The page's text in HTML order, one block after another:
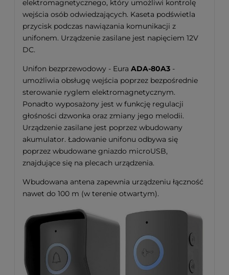
elektromagnetycznego, który umożliwi kontrolę
wejścia osób odwiedzających. Kaseta podświetla
przycisk podczas nawiązania komunikacji z
unifonem. Urządzenie zasilane jest napięciem 12V
DC.
Unifon bezprzewodowy - Eura ADA-80A3 -
umożliwia obsługę wejścia poprzez bezpośrednie
sterowanie ryglem elektromagnetycznym.
Ponadto wyposażony jest w funkcję regulacji
głośności dzwonka oraz zmiany jego melodii.
Urządzenie zasilane jest poprzez wbudowany
akumulator. Ładowanie unifonu odbywa się
poprzez wbudowane gniazdo microUSB,
znajdujące się na plecach urządzenia.
Wbudowana antena zapewnia urządzeniu łączność
nawet do 100 m (w terenie otwartym).